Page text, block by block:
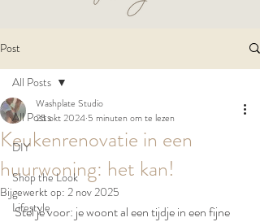
Post
All Posts
DIY
Shop the Look
Lifestyle
All Posts
Keukenrenovatie in een
huurwoning: het kan!
Washplate Studio
25 okt 2024 5 minuten om te lezen
Bijgewerkt op: 2 nov 2025
Stel je voor: je woont al een tijdje in een fijne